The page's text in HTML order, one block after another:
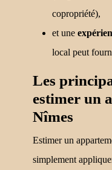
copropriété),
et une
local peut
Les
estimer un
Nîmes
Estimer un
simplement